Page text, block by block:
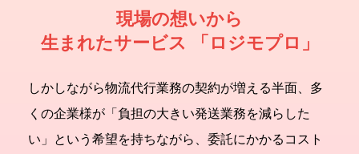
現場の想いから
生まれたサービス 「ロジモプロ」
しかしながら物流代行業務の契約が増える半面、多
くの企業様が「負担の大きい発送業務を減らした
い」という希望を持ちながら、委託にかかるコスト